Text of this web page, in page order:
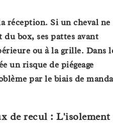
réception. Si un cheval ne
du box, ses pattes avant
ou à la grille. Dans
un risque de piégeage
par le biais de
de recul : L'isolement